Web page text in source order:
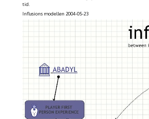
tid.
Influsions modellen 2004-05-23